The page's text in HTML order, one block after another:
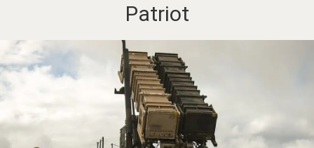
Patriot